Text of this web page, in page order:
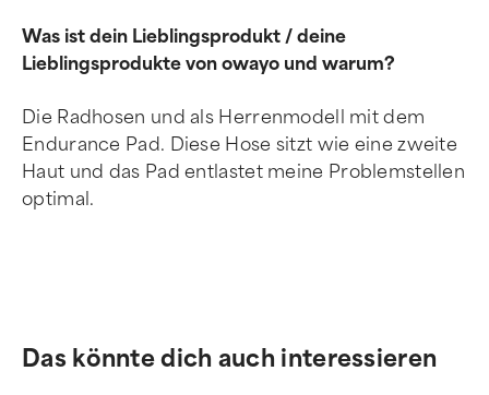
Was ist dein Lieblingsprodukt / deine
Lieblingsprodukte von owayo und warum?
Die Radhosen und als Herrenmodell mit dem
Endurance Pad. Diese Hose sitzt wie eine zweite
Haut und das Pad entlastet meine Problemstellen
optimal.
Das könnte dich auch interessieren